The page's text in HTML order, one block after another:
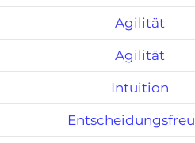
Agilität
Agilität
Intuition